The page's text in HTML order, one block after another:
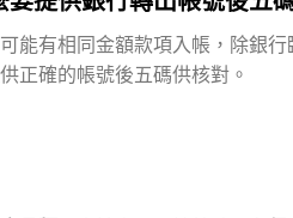
能有相同金額款項入帳，除銀
正確的帳號後五碼供核對。